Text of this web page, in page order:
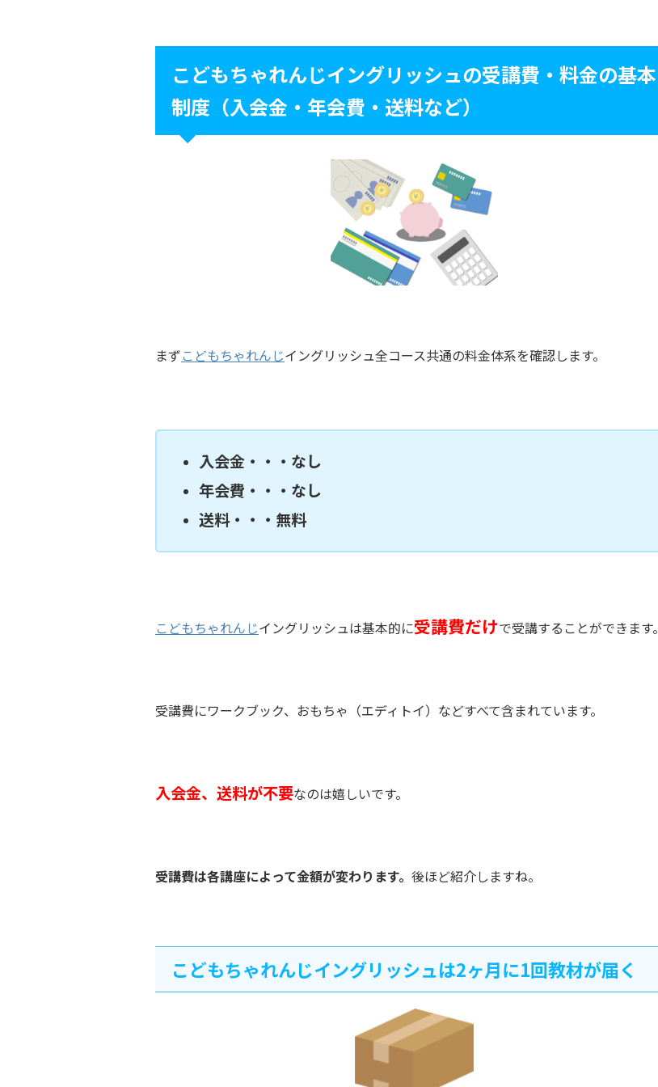
こどもちゃれんじイングリッシュの受講費・料金の基本
制度（入会金・年会費・送料など）
まずこどもちゃれんじイングリッシュ全コース共通の料金体系を確認します。
入会金・・・なし
年会費・・・なし
送料・・・無料
こどもちゃれんじイングリッシュは基本的に受講費だけで受講することができます。
受講費にワークブック、おもちゃ（エディトイ）などすべて含まれています。
入会金、送料が不要なのは嬉しいです。
受講費は各講座によって金額が変わります。 後ほど紹介しますね。
こどもちゃれんじイングリッシュは2ヶ月に1回教材が届く